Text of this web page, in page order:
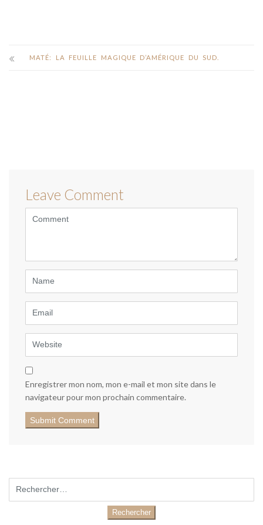
MATÉ: LA FEUILLE MAGIQUE D’AMÉRIQUE DU SUD.
Leave Comment
Enregistrer mon nom, mon e-mail et mon site dans le
navigateur pour mon prochain commentaire.